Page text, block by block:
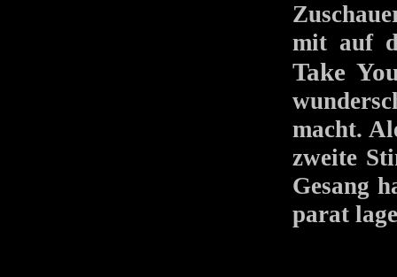
mit auf
Take
macht.
zweite
Gesang
parat